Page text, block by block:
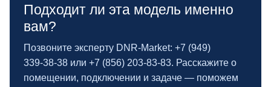
Подходит ли эта модель именно
вам?
Позвоните эксперту DNR‑Market: +7 (949)
339‑38‑38 или +7 (856) 203‑83‑83. Расскажите о
помещении, подключении и задаче — поможем